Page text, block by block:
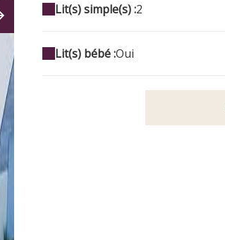
Lit(s) simple(s) :2
Lit(s) bébé :Oui